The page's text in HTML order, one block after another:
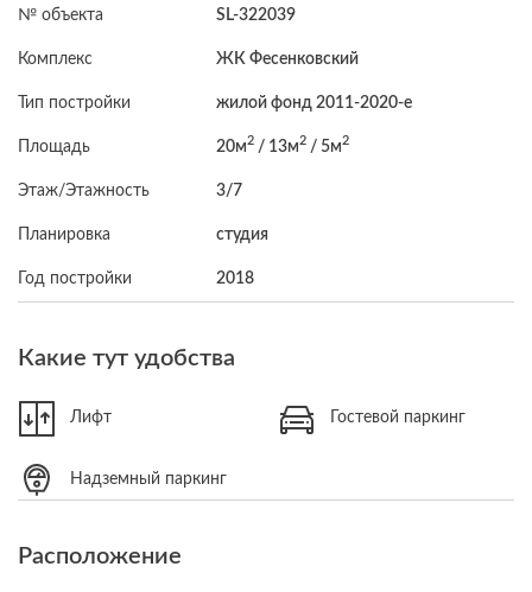
№ объекта SL-322039
Комплекс ЖК Фесенковский
Тип постройки жилой фонд 2011-2020-е
Площадь 20м2 / 13м2 / 5м2
Этаж/Этажность 3/7
Планировка студия
Год постройки 2018
Какие тут удобства
Лифт Гостевой паркинг
Надземный паркинг
Расположение